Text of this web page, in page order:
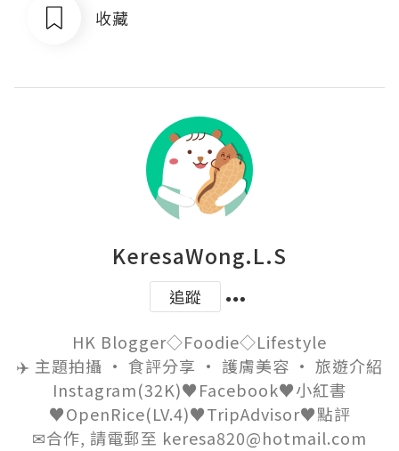
收藏
KeresaWong.L.S
追蹤
HK Blogger◇Foodie◇Lifestyle
✈️ 主題拍攝 • 食評分享 • 護膚美容 • 旅遊介紹
Instagram(32K)♥Facebook♥小紅書
♥OpenRice(LV.4)♥TripAdvisor♥點評
✉合作, 請電郵至 keresa820@hotmail.com